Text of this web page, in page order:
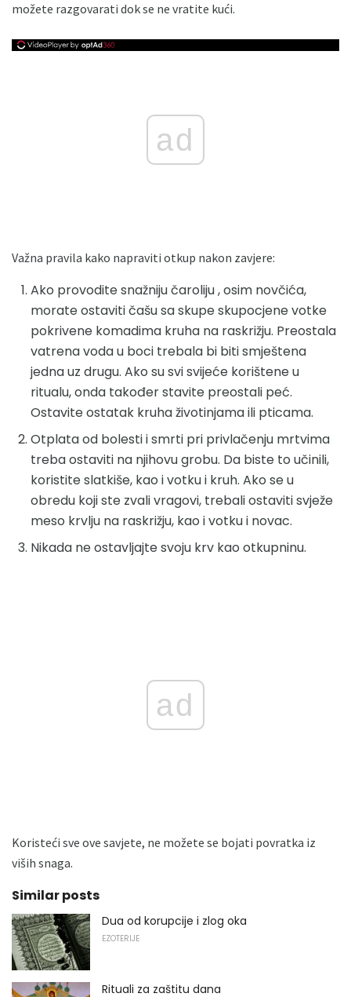
možete razgovarati dok se ne vratite kući.
ad
Važna pravila kako napraviti otkup nakon zavjere:
Ako provodite snažniju čaroliju , osim novčića,
morate ostaviti čašu sa skupe skupocjene votke
pokrivene komadima kruha na raskrižju. Preostala
vatrena voda u boci trebala bi biti smještena
jedna uz drugu. Ako su svi svijeće korištene u
ritualu, onda također stavite preostali peć.
Ostavite ostatak kruha životinjama ili pticama.
Otplata od bolesti i smrti pri privlačenju mrtvima
treba ostaviti na njihovu grobu. Da biste to učinili,
koristite slatkiše, kao i votku i kruh. Ako se u
obredu koji ste zvali vragovi, trebali ostaviti svježe
meso krvlju na raskrižju, kao i votku i novac.
Nikada ne ostavljajte svoju krv kao otkupninu.
ad
Koristeći sve ove savjete, ne možete se bojati povratka iz
viših snaga.
Similar posts
Dua od korupcije i zlog oka
EZOTERIJE
Rituali za zaštitu dana